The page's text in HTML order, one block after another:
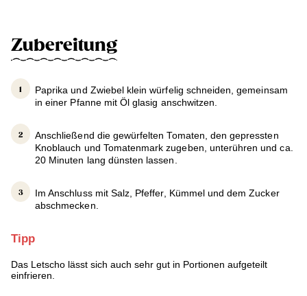
Zubereitung
Paprika und Zwiebel klein würfelig schneiden, gemeinsam
in einer Pfanne mit Öl glasig anschwitzen.
Anschließend die gewürfelten Tomaten, den gepressten
Knoblauch und Tomatenmark zugeben, unterühren und ca.
20 Minuten lang dünsten lassen.
Im Anschluss mit Salz, Pfeffer, Kümmel und dem Zucker
abschmecken.
Tipp
Das Letscho lässt sich auch sehr gut in Portionen aufgeteilt
einfrieren.